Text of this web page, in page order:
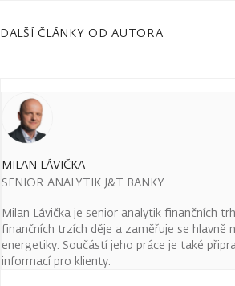
DALŠÍ ČLÁNKY OD AUTORA
MILAN LÁVIČKA
SENIOR ANALYTIK J&T BANKY
Milan Lávička je senior analytik finančních
finančních trzích děje a zaměřuje se hlavně
energetiky. Součástí jeho práce je také
informací pro klienty.